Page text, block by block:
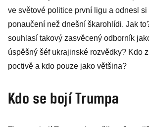
ve světové politice první ligu a odnesl
ponaučení než dnešní škarohlídi. Jak
souhlasí takový zasvěcený odborník
úspěšný šéf ukrajinské rozvědky? Kdo
poctivě a kdo pouze jako většina?
Kdo se bojí Trumpa